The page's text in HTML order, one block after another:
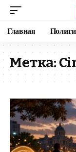
Главная
Метка: